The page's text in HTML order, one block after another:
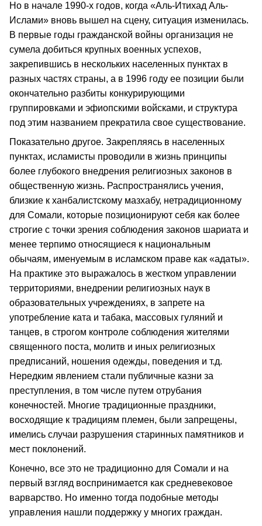
Но в начале 1990-х годов, когда «Аль-Итихад Аль-
Ислами» вновь вышел на сцену, ситуация изменилась.
В первые годы гражданской войны организация не
сумела добиться крупных военных успехов,
закрепившись в нескольких населенных пунктах в
разных частях страны, а в 1996 году ее позиции были
окончательно разбиты конкурирующими
группировками и эфиопскими войсками, и структура
под этим названием прекратила свое существование.
Показательно другое. Закрепляясь в населенных
пунктах, исламисты проводили в жизнь принципы
более глубокого внедрения религиозных законов в
общественную жизнь. Распространялись учения,
близкие к ханбалистскому мазхабу, нетрадиционному
для Сомали, которые позиционируют себя как более
строгие с точки зрения соблюдения законов шариата и
менее терпимо относящиеся к национальным
обычаям, именуемым в исламском праве как «адаты».
На практике это выражалось в жестком управлении
территориями, внедрении религиозных наук в
образовательных учреждениях, в запрете на
употребление ката и табака, массовых гуляний и
танцев, в строгом контроле соблюдения жителями
священного поста, молитв и иных религиозных
предписаний, ношения одежды, поведения и т.д.
Нередким явлением стали публичные казни за
преступления, в том числе путем отрубания
конечностей. Многие традиционные праздники,
восходящие к традициям племен, были запрещены,
имелись случаи разрушения старинных памятников и
мест поклонений.
Конечно, все это не традиционно для Сомали и на
первый взгляд воспринимается как средневековое
варварство. Но именно тогда подобные методы
управления нашли поддержку у многих граждан.